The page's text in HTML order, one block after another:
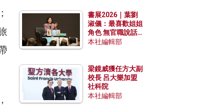
書展2026｜葉劉
淑儀：最喜歡姐姐
角色 無官職說話
包袱少
本社編輯部
梁鏡威獲任方大副
校長 呂大樂加盟
社科院
本社編輯部